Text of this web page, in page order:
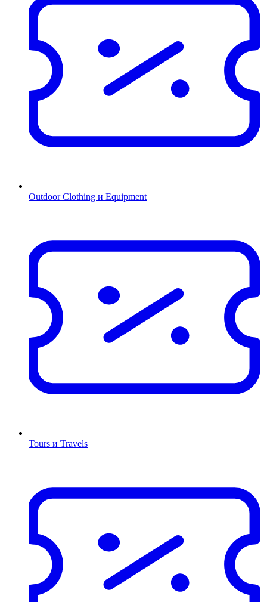
Outdoor Clothing и Equipment
Tours и Travels